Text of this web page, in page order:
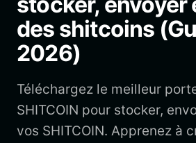
Español
Português (Brasil)
Español (Argentina)
des shitcoins
2026)
Téléchargez le meilleur
SHITCOIN pour stocker,
vos SHITCOIN. Apprenez à